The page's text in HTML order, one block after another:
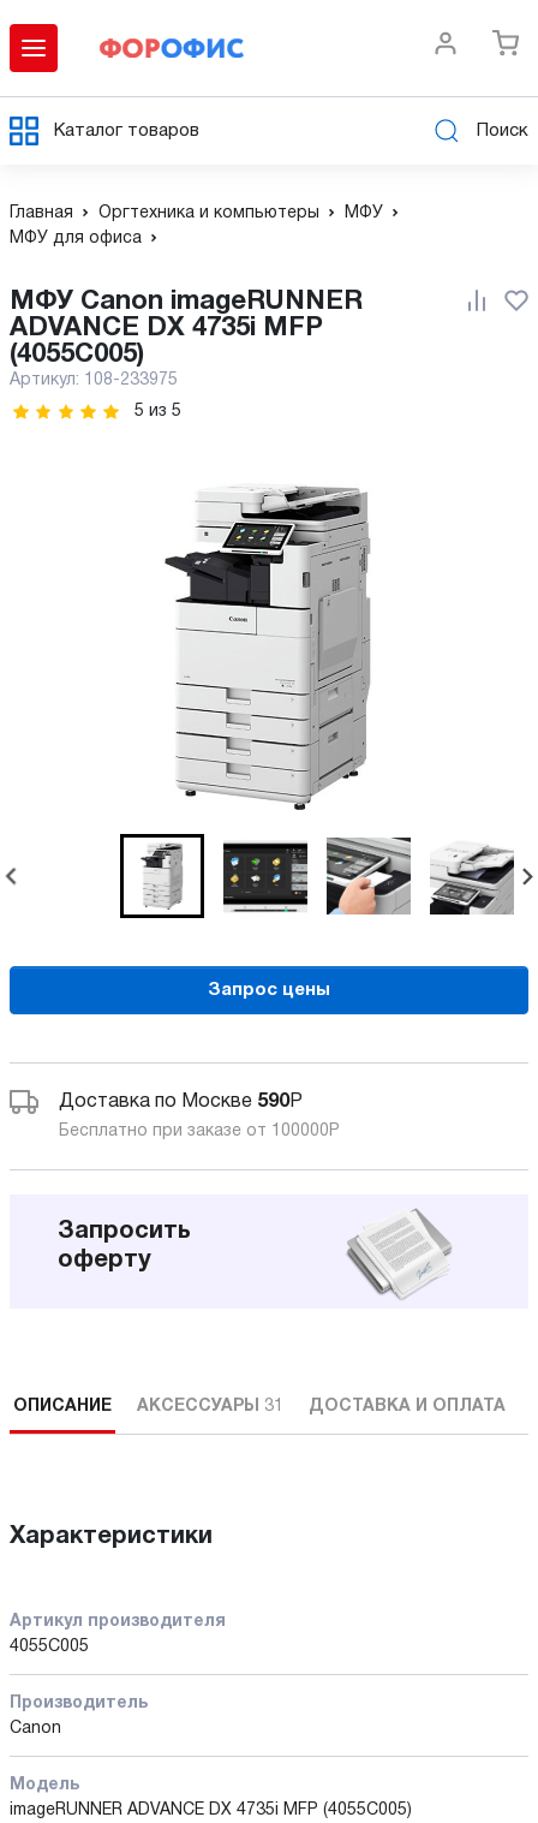
Каталог товаров Поиск
Главная Оргтехника и компьютеры
МФУ
МФУ для офиса
МФУ Canon imageRUNNER
ADVANCE DX 4735i MFP
(4055C005)
Артикул: 108-233975
5 из 5
Запрос цены
Доставка по Москве 590Р
Бесплатно при заказе от 100000 Р
Запросить
оферту
ОПИСАНИЕ АКСЕССУАРЫ 31 ДОСТАВКА И ОПЛАТА
Характеристики
Артикул производителя
4055C005
Производитель
Canon
Модель
imageRUNNER ADVANCE DX 4735i MFP (4055C005)